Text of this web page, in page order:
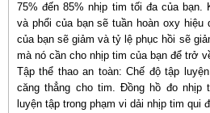
75% đến 85% nhịp tim tối đa của bạn.
và phổi của bạn sẽ tuần hoàn oxy hiệu
của bạn sẽ giảm và tỷ lệ phục hồi sẽ
mà nó cần cho nhịp tim của bạn để trở
Tập thể thao an toàn: Chế độ tập
căng thẳng cho tim. Đồng hồ đo nhịp
luyện tập trong phạm vi dải nhịp tim qui